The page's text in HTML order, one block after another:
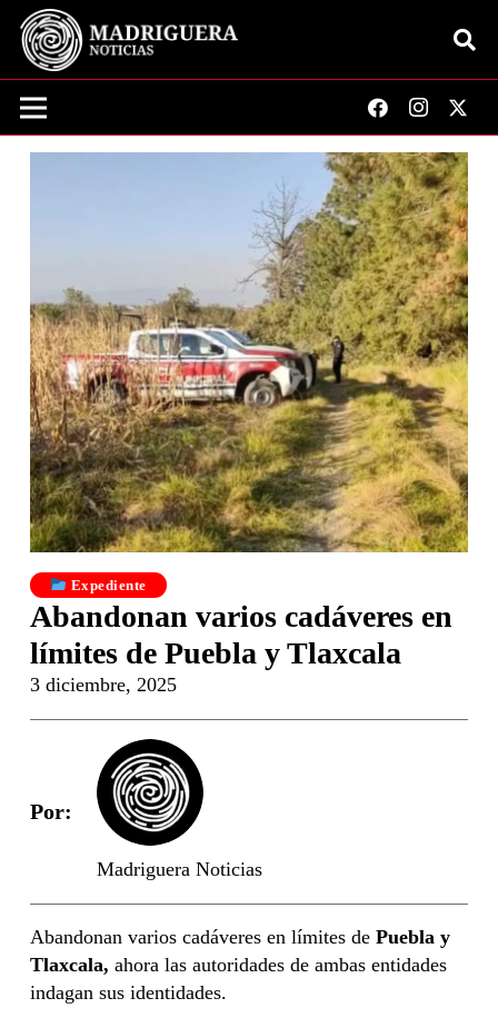
Expediente
Abandonan varios cadáveres en
límites de Puebla y Tlaxcala
3 diciembre, 2025
Por:
Madriguera Noticias
Abandonan varios cadáveres en límites de Puebla y
Tlaxcala, ahora las autoridades de ambas entidades
indagan sus identidades.